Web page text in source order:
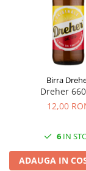
Birra
Dreher
12,00
6 IN
ADAUGA IN